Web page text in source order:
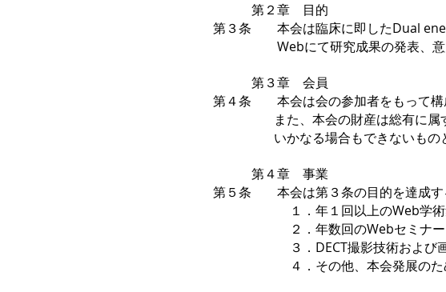
第２章 目的
第３条 本会は臨床に即したDual
Webにて研究成果の発表、意見交
第３章 会員
第４条 本会は会の参加者をもって構
また、本会の財産は総有に属する
いかなる場合もできないものと
第４章 事業
第５条 本会は第３条の目的を達成す
１．年１回以上のWeb学術集会
２．年数回のWebセミナー：
３．DECT撮影技術および画像
４．その他、本会発展のため